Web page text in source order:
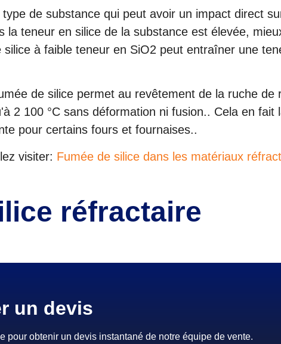
de substance qui peut avoir un impact direct
la teneur en silice de la substance est élevée,
silice à faible teneur en SiO2 peut entraîner une
de silice permet au revêtement de la ruche de
2 100 °C sans déformation ni fusion.. Cela en fait
pour certains fours et fournaises..
visiter: Fumée de silice dans les matériaux
réfractaire
un devis
pour obtenir un devis instantané de notre équipe de vente.